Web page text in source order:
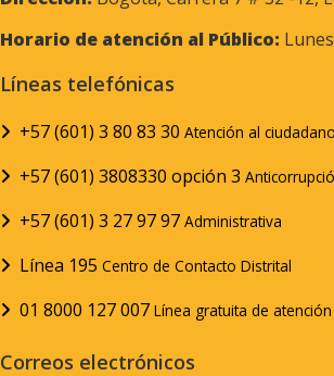
Horario de atención al Público:
Líneas telefónicas
+57 (601) 3 80 83 30 Atención al
+57 (601) 3808330 opción 3
+57 (601) 3 27 97 97 Administrativa
Línea 195 Centro de Contacto Distrital
01 8000 127 007 Línea gratuita de
Correos electrónicos